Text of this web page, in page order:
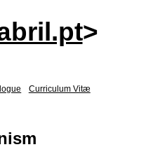
>
Curriculum Vitæ